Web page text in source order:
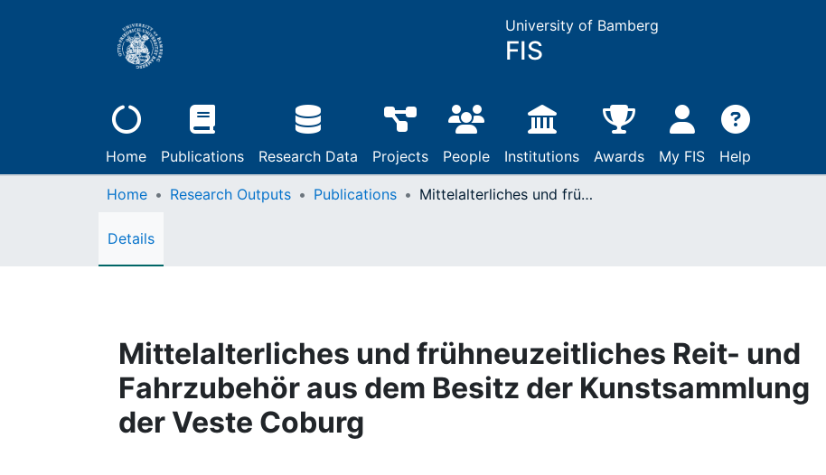
University of Bamberg
FIS
Home Publications Research Data Projects People Institutions Awards My FIS Help
Home Research Outputs Publications Mittelalterliches und frühneuzeitliches Reit- und Fahrzubehör aus dem Besitz der Kunstsammlung der Veste Coburg
Details
Mittelalterliches und frühneuzeitliches Reit- und
Fahrzubehör aus dem Besitz der Kunstsammlung
der Veste Coburg